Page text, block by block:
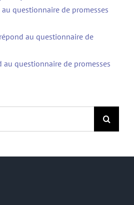
questionnaire de promesses
au questionnaire de
au questionnaire de promesses